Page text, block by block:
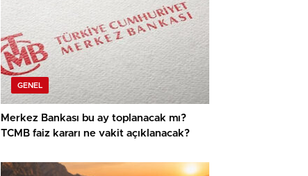
GENEL
Merkez Bankası bu ay toplanacak mı?
TCMB faiz kararı ne vakit açıklanacak?